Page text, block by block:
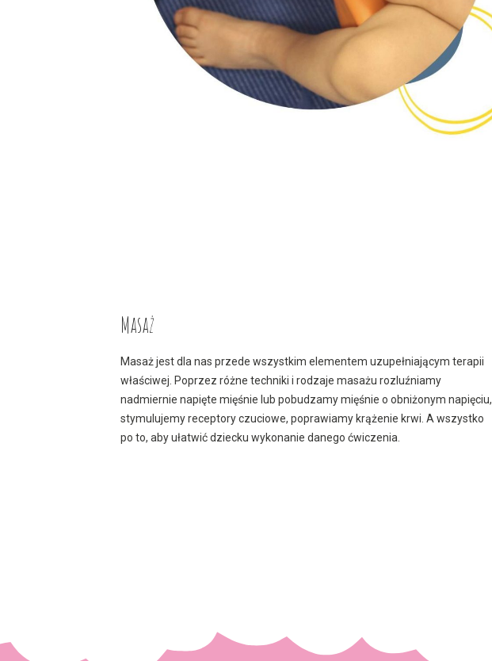
Masaż
Masaż jest dla nas przede wszystkim elementem uzupełniającym terapii
właściwej. Poprzez różne techniki i rodzaje masażu rozluźniamy
nadmiernie napięte mięśnie lub pobudzamy mięśnie o obniżonym napięciu,
stymulujemy receptory czuciowe, poprawiamy krążenie krwi. A wszystko
po to, aby ułatwić dziecku wykonanie danego ćwiczenia.